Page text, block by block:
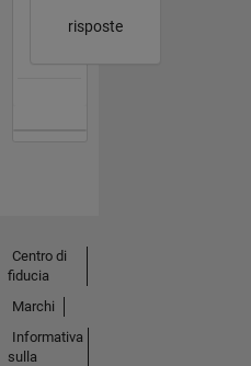
risposte
Centro di
fiducia
Marchi
Informativa
sulla